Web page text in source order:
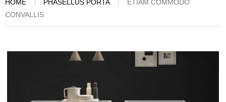
HOME PHASELLUS PORTA
ETIAM COMMODO
CONVALLIS